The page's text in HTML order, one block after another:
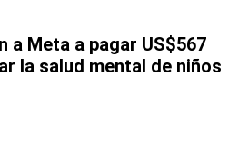
a Meta a pagar US$567
la salud mental de niños